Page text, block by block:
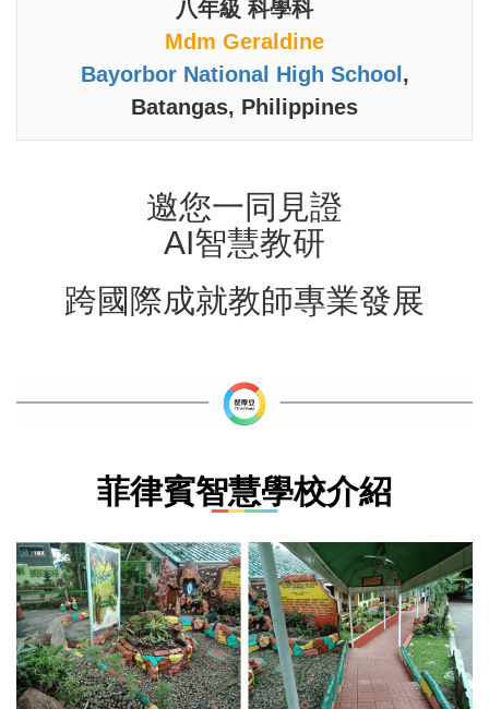
八年級 科學科
Mdm Geraldine
Bayorbor National High School ,
Batangas, Philippines
邀您一同見證
AI智慧教研
跨國際成就教師專業發展
菲律賓智慧學校介紹